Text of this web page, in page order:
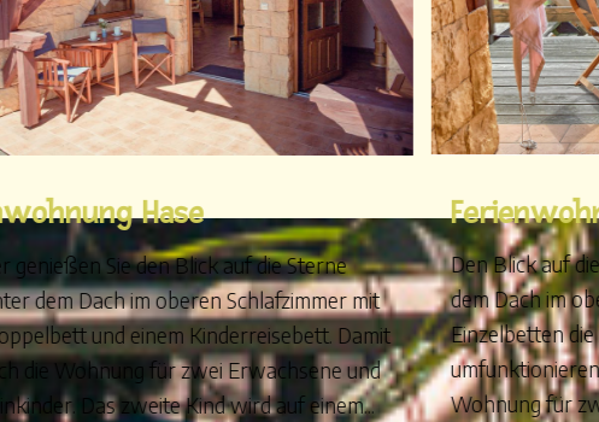
Hase
genießen Sie den Blick auf die Sterne
dem Dach im oberen Schlafzimmer mit
und einem Kinderreisebett. Damit
die Wohnung für zwei Erwachsene und
Das zweite Kind wird auf einem...
Den Blick auf
dem Dach im
Einzelbetten
Wohnung für